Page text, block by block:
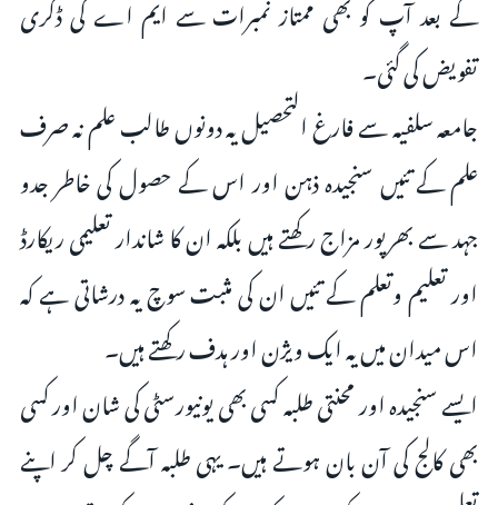
کے بعد آپ کو بھی ممتاز نمبرات سے ایم اے کی ڈگری
تفویض کی گئی۔
جامعہ سلفیہ سے فارغ التحصیل یہ دونوں طالب علم نہ صرف
علم کے تئیں سنجیدہ ذہن اور اس کے حصول کی خاطر جدو
جہد سے بھرپور مزاج رکھتے ہیں بلکہ ان کا شاندار تعلیمی ریکارڈ
اور تعلیم وتعلم کے تئیں ان کی مثبت سوچ یہ درشاتی ہے کہ
اس میدان میں یہ ایک ویژن اور ہدف رکھتے ہیں۔
ایسے سنجیدہ اور محنتی طلبہ کسی بھی یونیورسٹی کی شان اور کسی
بھی کالج کی آن بان ہوتے ہیں۔ یہی طلبہ آگے چل کر اپنے